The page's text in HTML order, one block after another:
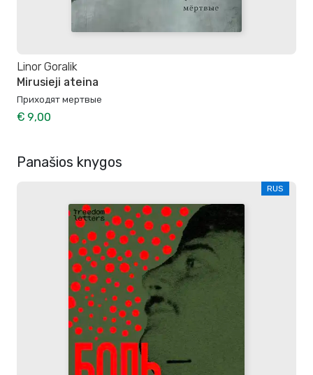
Linor Goralik
Mirusieji ateina
Приходят мертвые
€ 9,00
Panašios knygos
RUS